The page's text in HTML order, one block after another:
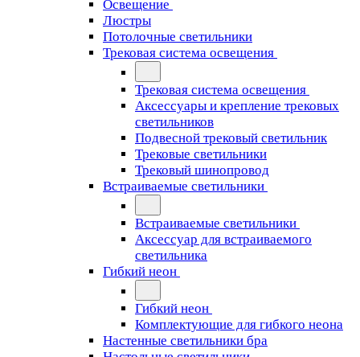
Освещение
Люстры
Потолочные светильники
Трековая система освещения
Трековая система освещения
Аксессуары и крепление трековых
светильников
Подвесной трековый светильник
Трековые светильники
Трековый шинопровод
Встраиваемые светильники
Встраиваемые светильники
Аксессуар для встраиваемого
светильника
Гибкий неон
Гибкий неон
Комплектующие для гибкого неона
Настенные светильники бра